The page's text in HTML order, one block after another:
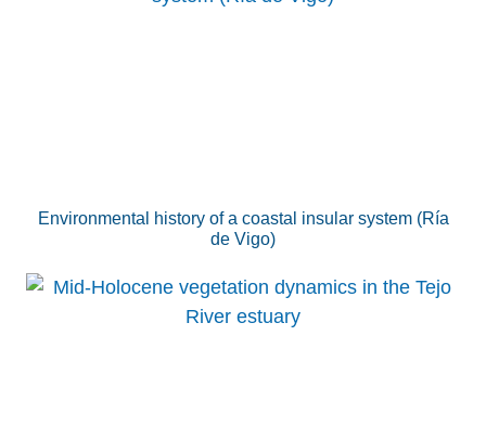
Environmental history of a coastal insular system (Ría
de Vigo)